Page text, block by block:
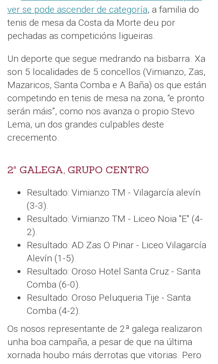
ver se pode ascender de categoría, a familia do
tenis de mesa da Costa da Morte deu por
pechadas as competicións ligueiras.
Un deporte que segue medrando na bisbarra. Xa
son 5 localidades de 5 concellos (Vimianzo, Zas,
Mazaricos, Santa Comba e A Baña) os que están
competindo en tenis de mesa na zona, “e pronto
serán máis”, como nos avanza o propio Stevo
Lema, un dos grandes culpables deste
crecemento.
2ª GALEGA, GRUPO CENTRO
Resultado: Vimianzo TM - Vilagarcía alevín
(3-3).
Resultado: Vimianzo TM - Liceo Noia "E" (4-
2).
Resultado: AD Zas O Pinar - Liceo Vilagarcía
Alevín (1-5).
Resultado: Oroso Hotel Santa Cruz - Santa
Comba (6-0).
Resultado: Oroso Peluqueria Tije - Santa
Comba (4-2).
Os nosos representante de 2ª galega realizaron
unha boa campaña, a pesar de que na última
xornada houbo máis derrotas que vitorias. Pero